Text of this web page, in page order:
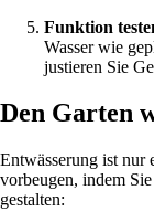
Funktion
Wasser wie
justieren Sie
Den Garten
Entwässerung ist nur
vorbeugen, indem
gestalten: